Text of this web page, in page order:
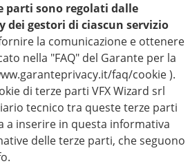
parti sono regolati dalle
dei gestori di ciascun servizio
la comunicazione e ottenere
nella "FAQ" del Garante per la
faq/cookie ).
di terze parti VFX Wizard srl
tecnico tra queste terze parti
a inserire in questa informativa
delle terze parti, che seguono